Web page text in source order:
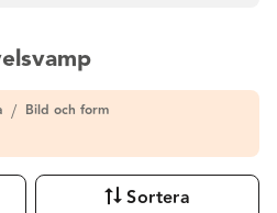
Bild och form
Sortera